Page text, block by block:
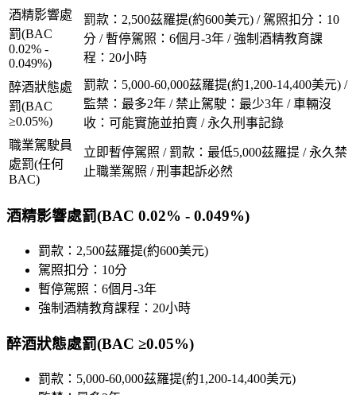
酒精影響處
罰(BAC
0.02% -
0.049%)
罰款：2,500茲羅提(約600美元) / 駕照扣分：10
分 / 暫停駕照：6個月-3年 / 強制酒精教育課
程：20小時
醉酒狀態處
罰(BAC
≥0.05%)
罰款：5,000-60,000茲羅提(約1,200-14,400美元) /
監禁：最多2年 / 禁止駕駛：最少3年 / 車輛沒
收：可能實施並拍賣 / 永久刑事記錄
職業駕駛員
處罰(任何
BAC)
立即暫停駕照 / 罰款：最低5,000茲羅提 / 永久禁
止職業駕照 / 刑事起訴必然
酒精影響處罰(BAC 0.02% - 0.049%)
罰款：2,500茲羅提(約600美元)
駕照扣分：10分
暫停駕照：6個月-3年
強制酒精教育課程：20小時
醉酒狀態處罰(BAC ≥0.05%)
罰款：5,000-60,000茲羅提(約1,200-14,400美元)